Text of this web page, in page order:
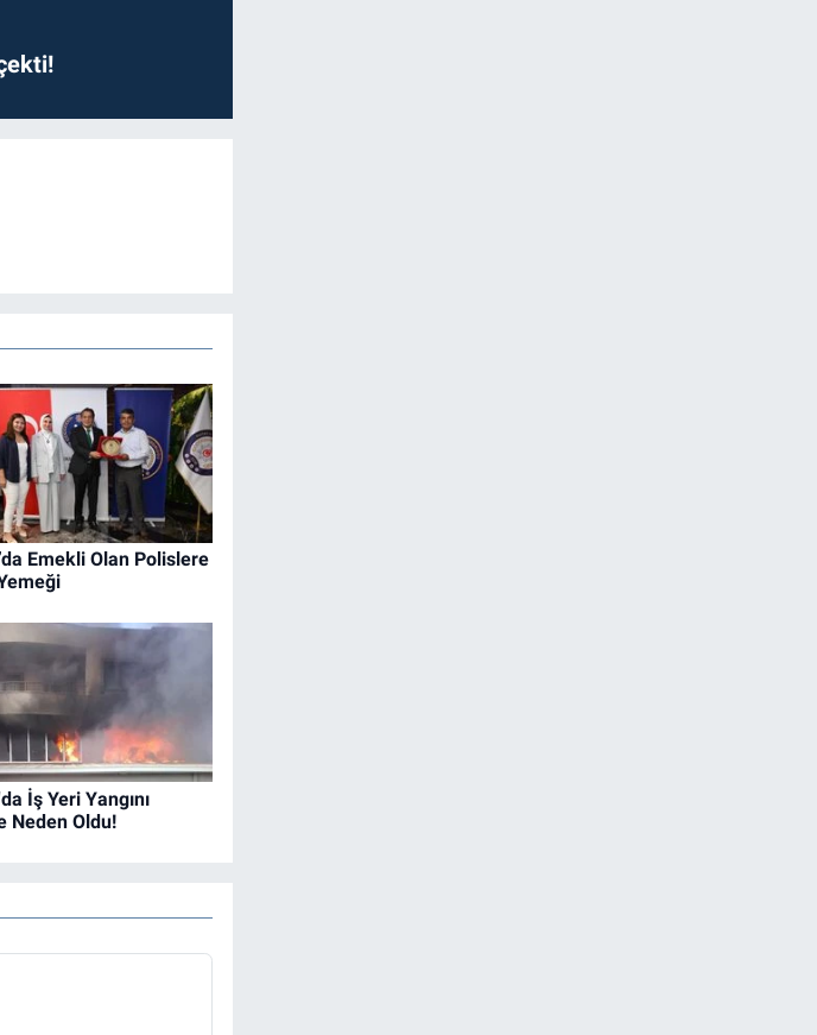
Emekli Olan Polislere
İş Yeri Yangını
Neden Oldu!